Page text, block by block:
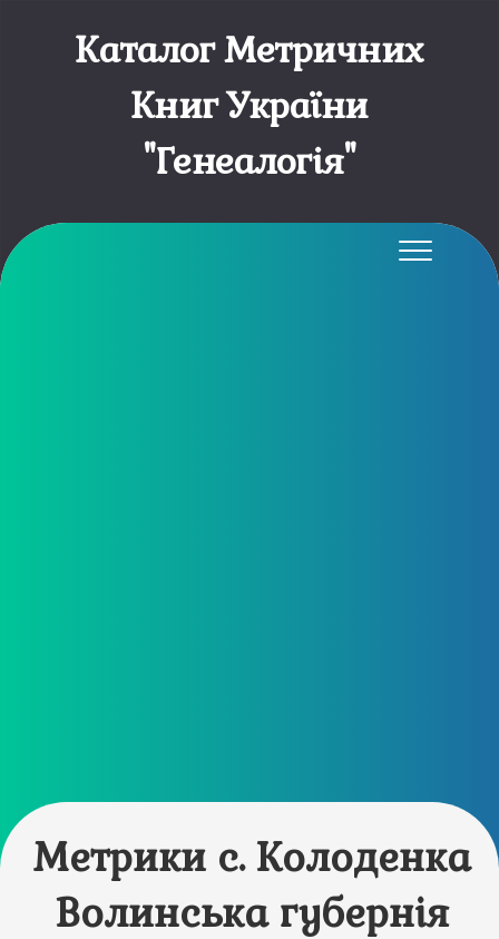
Каталог Метричних
Книг України
"Генеалогія"
Метрики с. Колоденка
Волинська губернія